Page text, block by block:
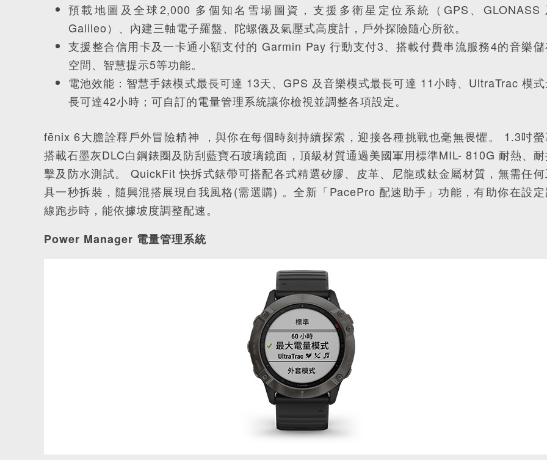
預載地圖及全球2,000 多個知名雪場圖資，支援多衛星定位系統（GPS、GLONASS
Galileo）、內建三軸電子羅盤、陀螺儀及氣壓式高度計，戶外探險隨心所欲。
支援整合信用卡及一卡通小額支付的 Garmin Pay 行動支付3、搭載付費串流服務4的音樂
空間、智慧提示5等功能。
電池效能：智慧手錶模式最長可達 13天、GPS 及音樂模式最長可達 11小時、UltraTrac 模
長可達42小時；可自訂的電量管理系統讓你檢視並調整各項設定。
fēnix 6大膽詮釋戶外冒險精神 ，與你在每個時刻持續探索，迎接各種挑戰也毫無畏懼。 1.3吋
搭載石墨灰DLC白鋼錶圈及防刮藍寶石玻璃鏡面，頂級材質通過美國軍用標準MIL- 810G 耐熱、
擊及防水測試。 QuickFit 快拆式錶帶可搭配各式精選矽膠、皮革、尼龍或鈦金屬材質，無需任
具一秒拆裝，隨興混搭展現自我風格(需選購) 。全新「PacePro 配速助手」功能，有助你在設
線跑步時，能依據坡度調整配速。
Power Manager 電量管理系統